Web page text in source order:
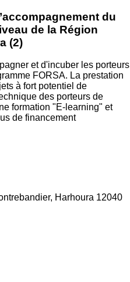
du
de la Région
(2)
et d'incuber les porteurs
FORSA. La prestation
à fort potentiel de
des porteurs de
formation "E-learning" et
de financement
Harhoura 12040